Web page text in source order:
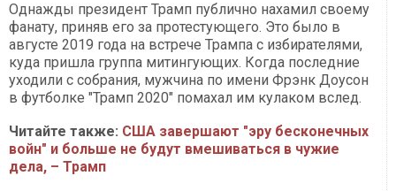
Однажды президент Трамп публично нахамил своему
фанату, приняв его за протестующего. Это было в
августе 2019 года на встрече Трампа с избирателями,
куда пришла группа митингующих. Когда последние
уходили с собрания, мужчина по имени Фрэнк Доусон
в футболке "Трамп 2020" помахал им кулаком вслед.
Читайте также: США завершают "эру бесконечных
войн" и больше не будут вмешиваться в чужие
дела, – Трамп